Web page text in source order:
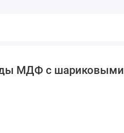
МДФ с шариковыми